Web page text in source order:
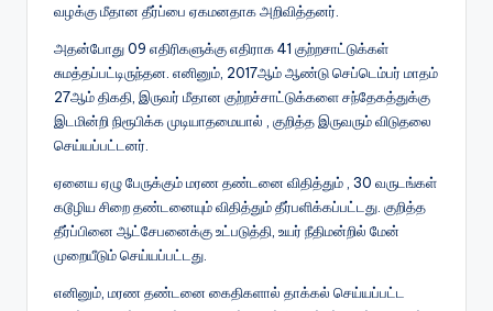
வழக்கு மீதான தீர்ப்பை ஏகமனதாக அறிவித்தனர்.
அதன்போது 09 எதிரிகளுக்கு எதிராக 41 குற்றசாட்டுக்கள்
சுமத்தப்பட்டிருந்தன. எனினும், 2017ஆம் ஆண்டு செப்டெம்பர் மாதம்
27ஆம் திகதி, இருவர் மீதான குற்றச்சாட்டுக்களை சந்தேகத்துக்கு
இடமின்றி நிரூபிக்க முடியாதமையால் , குறித்த இருவரும் விடுதலை
செய்யப்பட்டனர்.
ஏனைய ஏழு பேருக்கும் மரண தண்டனை விதித்தும் , 30 வருடங்கள்
கடூழிய சிறை தண்டனையும் விதித்தும் தீர்பளிக்கப்பட்டது. குறித்த
தீர்ப்பினை ஆட்சேபனைக்கு உட்படுத்தி, உயர் நீதிமன்றில் மேன்
முறையீடும் செய்யப்பட்டது.
எனினும், மரண தண்டனை கைதிகளால் தாக்கல் செய்யப்பட்ட